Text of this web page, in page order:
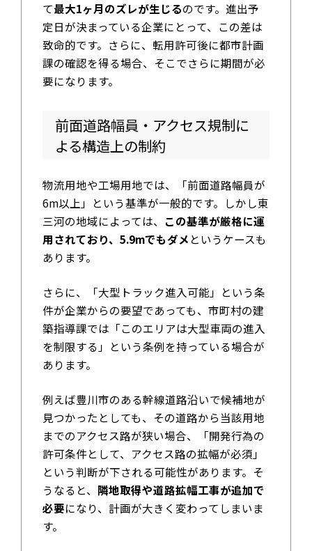
て最大1ヶ月のズレが生じるのです。進出予
定日が決まっている企業にとって、この差は
致命的です。さらに、転用許可後に都市計画
課の確認を得る場合、そこでさらに期間が必
要になります。
前面道路幅員・アクセス規制に
よる構造上の制約
物流用地や工場用地では、「前面道路幅員が
6m以上」という基準が一般的です。しかし東
三河の地域によっては、 この基準が厳格に運
用されており、5.9mでもダメ というケースも
あります。
さらに、「大型トラック進入可能」という条
件が企業からの要望であっても、市町村の建
築指導課では「このエリアは大型車両の進入
を制限する」という条例を持っている場合が
あります。
例えば豊川市のある幹線道路沿いで候補地が
見つかったとしても、その道路から当該用地
までのアクセス路が狭い場合、「開発行為の
許可条件として、アクセス路の拡幅が必須」
という判断が下される可能性があります。そ
うなると、 隣地取得や道路拡幅工事が追加で
必要になり、計画が大きく変わってしまいま
す。